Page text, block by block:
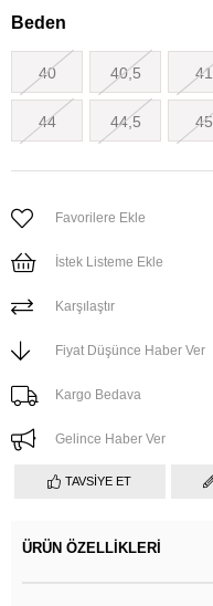
Beden
40 40,5 41
44 44,5 45
Favorilere Ekle
İstek Listeme Ekle
Karşılaştır
Fiyat Düşünce Haber Ver
Kargo Bedava
Gelince Haber Ver
TAVSIYE ET
ÜRÜN ÖZELLIKLERI